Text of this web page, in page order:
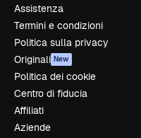
Assistenza
Termini e condizioni
Politica sulla privacy
Originali New
Politica dei cookie
Centro di fiducia
Affiliati
Aziende